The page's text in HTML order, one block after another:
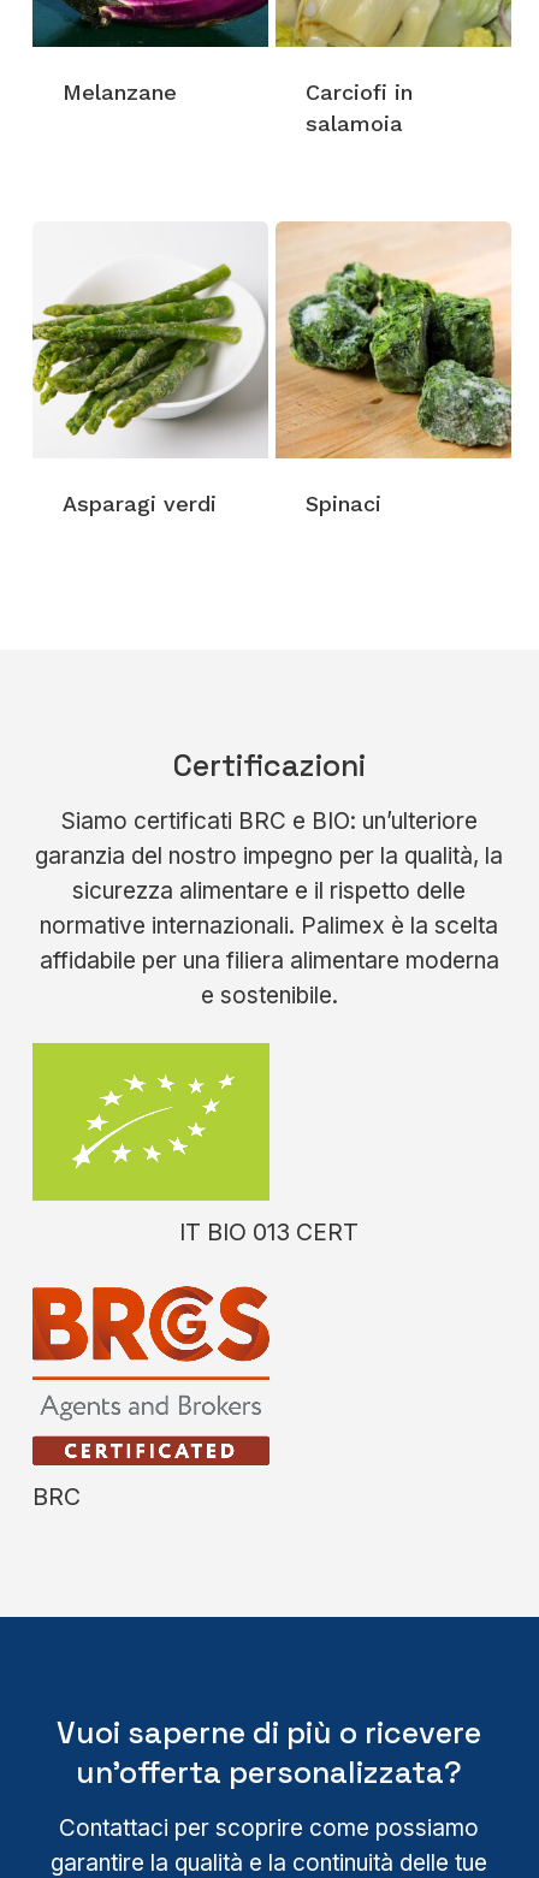
Melanzane
Carciofi in
salamoia
Asparagi verdi Spinaci
Certificazioni
Siamo certificati BRC e BIO: un’ulteriore
garanzia del nostro impegno per la qualità, la
sicurezza alimentare e il rispetto delle
normative internazionali. Palimex è la scelta
affidabile per una filiera alimentare moderna
e sostenibile.
IT BIO 013 CERT
BRC
Vuoi saperne di più o ricevere
un’offerta personalizzata?
Contattaci per scoprire come possiamo
garantire la qualità e la continuità delle tue